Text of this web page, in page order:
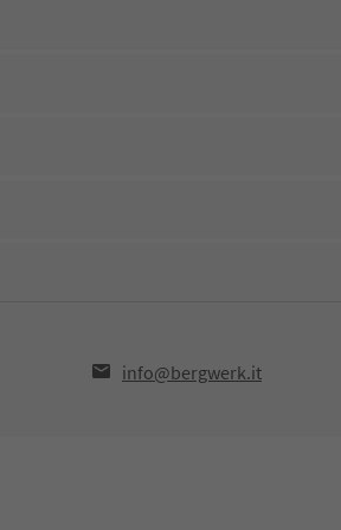
info@bergwerk.it